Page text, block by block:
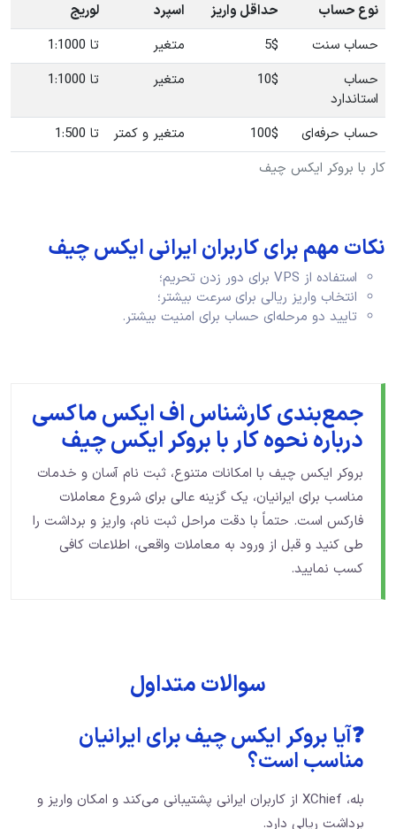
کار با بروکر ایکس چیف
نوع حساب حداقل واریز اسپرد
لوریج
حساب سنت
5$ متغیر
تا 1:1000
حساب
استاندارد
10$ متغیر تا 1:1000
حساب حرفه‌ای 100$ متغیر و کمتر تا 1:500
نکات مهم برای کاربران ایرانی ایکس چیف
استفاده از VPS برای دور زدن تحریم؛
انتخاب واریز ریالی برای سرعت بیشتر؛
تایید دو مرحله‌ای حساب برای امنیت بیشتر.
جمع‌بندی کارشناس اف ایکس ماکسی
درباره نحوه کار با بروکر ایکس چیف
بروکر ایکس چیف با امکانات متنوع، ثبت نام آسان و خدمات
مناسب برای ایرانیان، یک گزینه عالی برای شروع معاملات
فارکس است. حتماً با دقت مراحل ثبت نام، واریز و برداشت را
طی کنید و قبل از ورود به معاملات واقعی، اطلاعات کافی
کسب نمایید.
سوالات متداول
❓آیا بروکر ایکس چیف برای ایرانیان
مناسب است؟
بله، XChief از کاربران ایرانی پشتیبانی می‌کند و امکان واریز و
برداشت ریالی دارد.